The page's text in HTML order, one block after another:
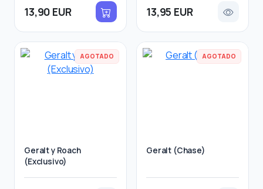
13,90 EUR 13,95 EUR
AGOTADO
Geralt y Roach
(Exclusivo)
AGOTADO
Geralt (Chase)